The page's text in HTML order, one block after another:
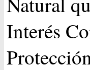
Interés